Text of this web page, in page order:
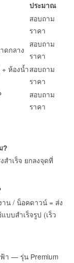
ประมาณ
สอบถาม
ราคา
ดกลาง
สอบถาม
ราคา
ห้องน้ำสอบถาม
ราคา
สอบถาม
ราคา
?
ำเร็จ ยกลงจุดที่
าน / น็อคดาวน์ = ส่ง
บสำเร็จรูป (เร็ว
า — รุ่น Premium